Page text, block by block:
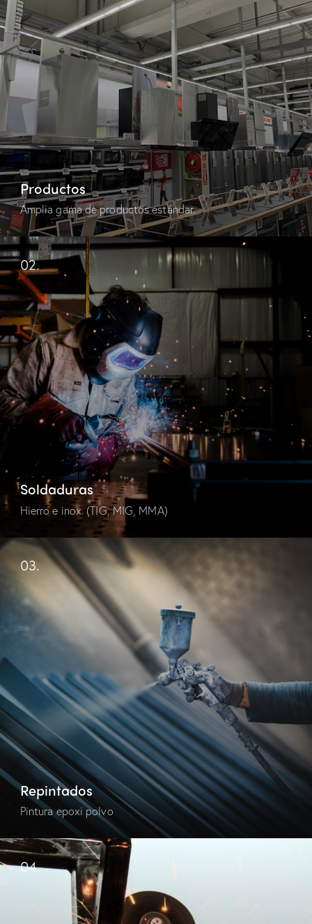
Productos
Amplia gama de productos estándar.
02.
Soldaduras
Hierro e inox. (TIG, MIG, MMA)
03.
Repintados
Pintura epoxi polvo
04.